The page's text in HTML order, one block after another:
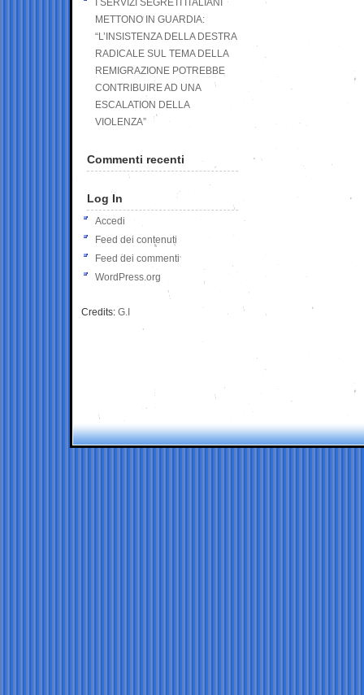
I SERVIZI SEGRETI ITALIANI
METTONO IN GUARDIA:
“L’INSISTENZA DELLA DESTRA
RADICALE SUL TEMA DELLA
REMIGRAZIONE POTREBBE
CONTRIBUIRE AD UNA
ESCALATION DELLA
VIOLENZA”
Commenti recenti
Log In
Accedi
Feed dei contenuti
Feed dei commenti
WordPress.org
Credits: G.I